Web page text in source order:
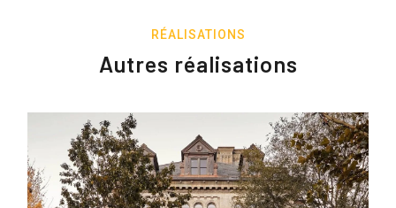
RÉALISATIONS
Autres réalisations